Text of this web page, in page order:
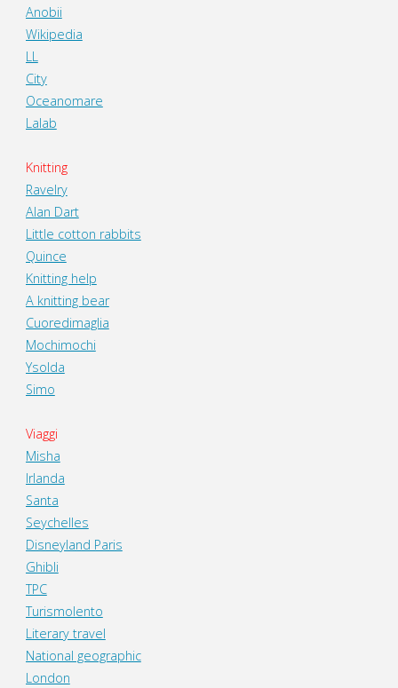
Anobii
Wikipedia
LL
City
Oceanomare
Lalab
Knitting
Ravelry
Alan Dart
Little cotton rabbits
Quince
Knitting help
A knitting bear
Cuoredimaglia
Mochimochi
Ysolda
Simo
Viaggi
Misha
Irlanda
Santa
Seychelles
Disneyland Paris
Ghibli
TPC
Turismolento
Literary travel
National geographic
London